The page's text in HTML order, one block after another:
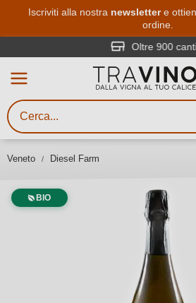
Iscriviti alla nostra newslettere
ordine.
Oltre 900
Veneto Diesel Farm
BIO
Ricerca vini
Inserisci almeno 3 caratteri
gusto, occasione, nome
vitigno, regione, cantina